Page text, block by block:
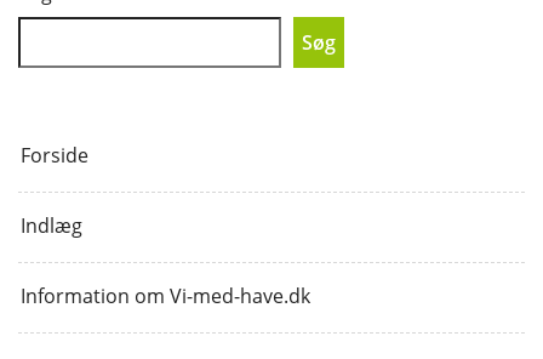
Søg
Forside
Indlæg
Information om Vi-med-have.dk